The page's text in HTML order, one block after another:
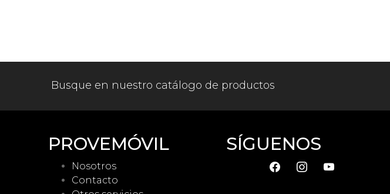
Busque en nuestro catálogo de productos
PROVEMÓVIL
Nosotros
Contacto
SÍGUENOS